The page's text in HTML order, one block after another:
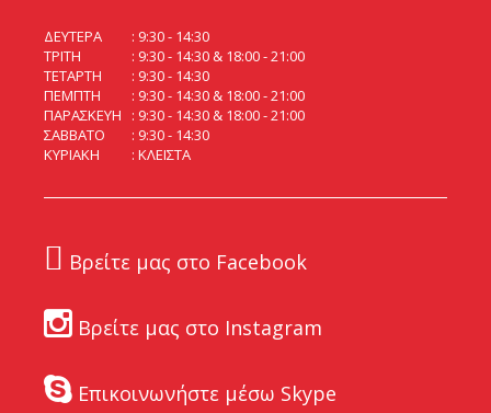
ΔΕΥΤΕΡΑ
9:30 - 14:30
ΤΡΙΤΗ
9:30 - 14:30 & 18:00 - 21:00
ΤΕΤΑΡΤΗ
9:30 - 14:30
ΠΕΜΠΤΗ
9:30 - 14:30 & 18:00 - 21:00
ΠΑΡΑΣΚΕΥΗ
9:30 - 14:30 & 18:00 - 21:00
ΣΑΒΒΑΤΟ
9:30 - 14:30
ΚΥΡΙΑΚΗ
ΚΛΕΙΣΤΑ
Βρείτε μας στο Facebook
Βρείτε μας στο Instagram
Επικοινωνήστε μέσω Skype